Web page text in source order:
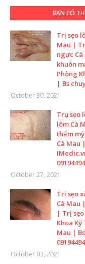
BẠN CÓ
Trị sẹo
Mau |
ngực
khuôn
Phòng
| Bs
October 30, 2021
Trụ sẹo
lõm Cà
thẩm
Cà Mau
October 27, 2021
Trị sẹo
Cà Mau
| Trị
Khoa
Mau |
October 03, 2021